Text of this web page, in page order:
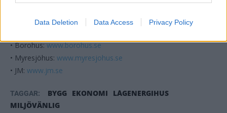
Data Deletion Data Access Privacy Policy
• Martinsons:www.martinsons.se
• Borohus:www.borohus.se
• Myresjöhus: www.myresjohus.se
• JM: www.jm.se
TAGGAR: BYGG EKONOMI
LÅGENERGIHUS
MILJÖVÄNLIG